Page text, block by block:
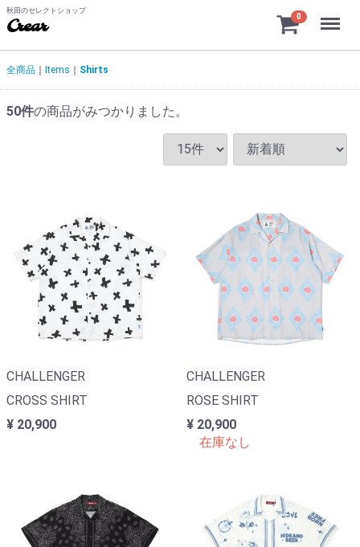
秋田のセレクトショップ
Crear
0 Menu
全商品 Items Shirts
50件の商品がみつかりました。
CHALLENGER
CROSS SHIRT
¥ 20,900
CHALLENGER
ROSE SHIRT
¥ 20,900
在庫なし